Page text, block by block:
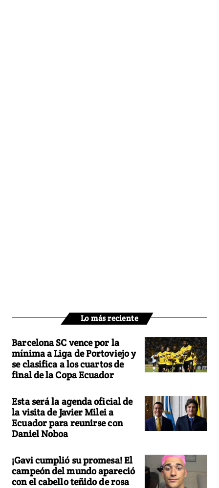
Lo más reciente
Barcelona SC vence por la
mínima a Liga de Portoviejo y
se clasifica a los cuartos de
final de la Copa Ecuador
Esta será la agenda oficial de
la visita de Javier Milei a
Ecuador para reunirse con
Daniel Noboa
¡Gavi cumplió su promesa! El
campeón del mundo apareció
con el cabello teñido de rosa